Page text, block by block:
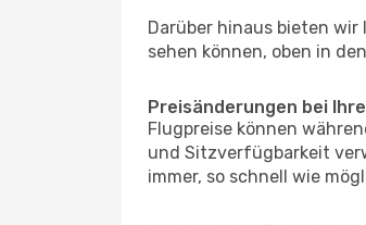
Darüber hinaus bieten
sehen können, oben in
Preisänderungen bei
Flugpreise können
und Sitzverfügbarkeit
immer, so schnell wie